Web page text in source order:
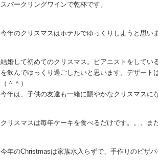
スパークリングワインで乾杯です。
今年のクリスマスはホテルでゆっくりしようと思いま
結婚して初めてのクリスマス。ピアニストをしてい
を飲んでゆっくり過ごしたいと思います。デザート
（＾＾）
今年は、子供の友達も一緒に賑やかなクリスマスに
クリスマスは毎年ケーキを食べるだけです。。。ま
今年のChristmasは家族水入らずで、手作りのピザ